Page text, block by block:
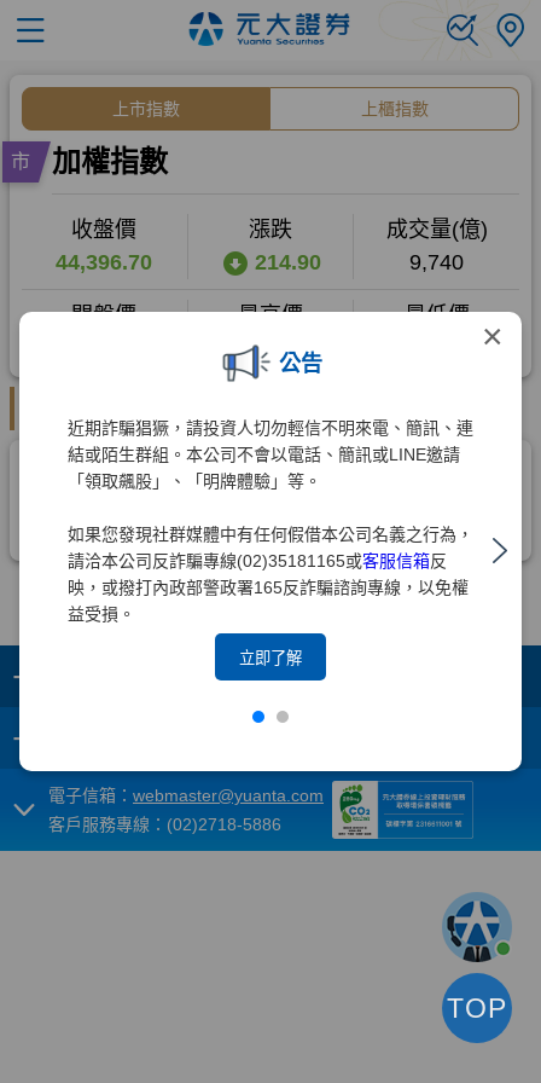
×
公告
近期詐騙猖獗，請投資人切勿輕信不明來電、簡訊、連
結或陌生群組。本公司不會以電話、簡訊或LINE邀請
「領取飆股」、「明牌體驗」等。
如果您發現社群媒體中有任何假借本公司名義之行為，
請洽本公司反詐騙專線(02)35181165或客服信箱反
映，或撥打內政部警政署165反詐騙諮詢專線，以免權
益受損。
立即了解
+
+
電子信箱： webmaster@yuanta.com
客戶服務專線：(02)2718-5886
TOP